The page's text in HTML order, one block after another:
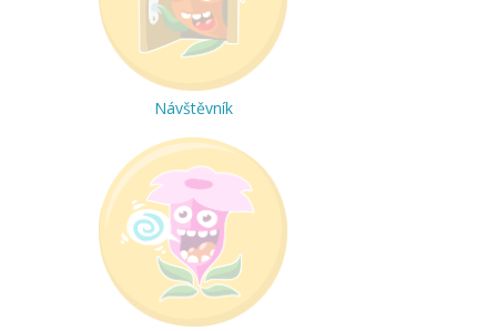
Návštěvník